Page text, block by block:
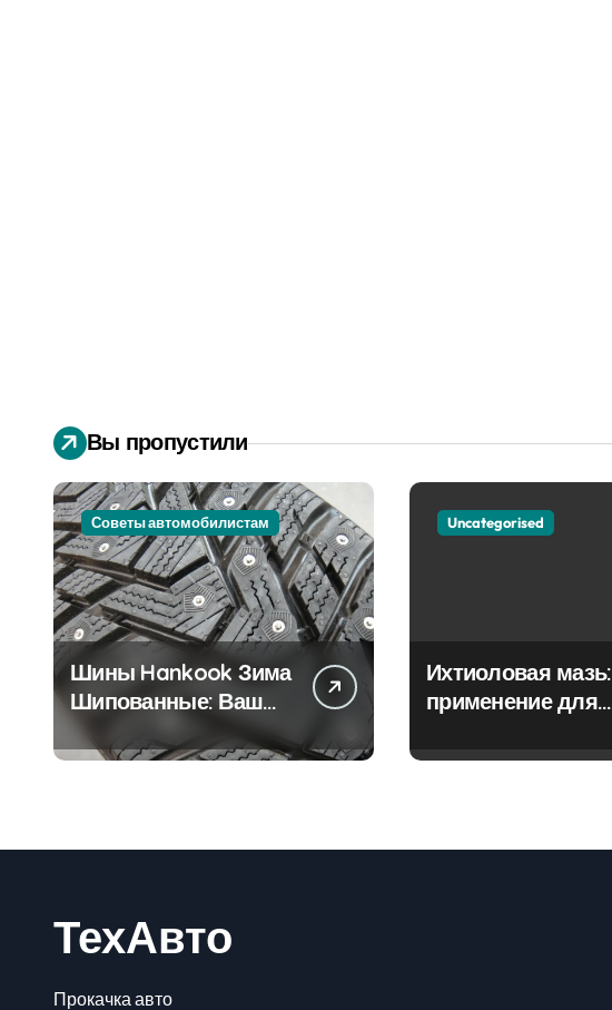
Вы пропустили
Советы автомобилистам
Шины Hankook Зима
Шипованные: Ваш
Надежный Партнёр
на Снежных Дорогах
Uncategorised
Ихтиоловая мазь:
применение для
ТехАвто
Прокачка авто